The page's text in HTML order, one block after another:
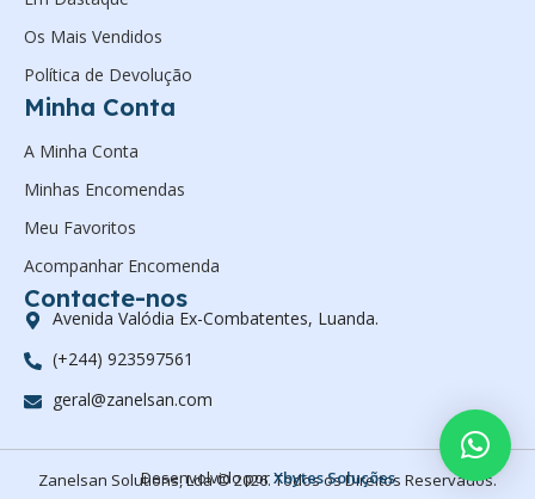
Os Mais Vendidos
Política de Devolução
Minha Conta
A Minha Conta
Minhas Encomendas
Meu Favoritos
Acompanhar Encomenda
Contacte-nos
Avenida Valódia Ex-Combatentes, Luanda.
(+244) 923597561
geral@zanelsan.com
Zanelsan Solutions, Lda © 2026. Todos os Direitos Reservados.
Desenvolvido porXbytes Soluções